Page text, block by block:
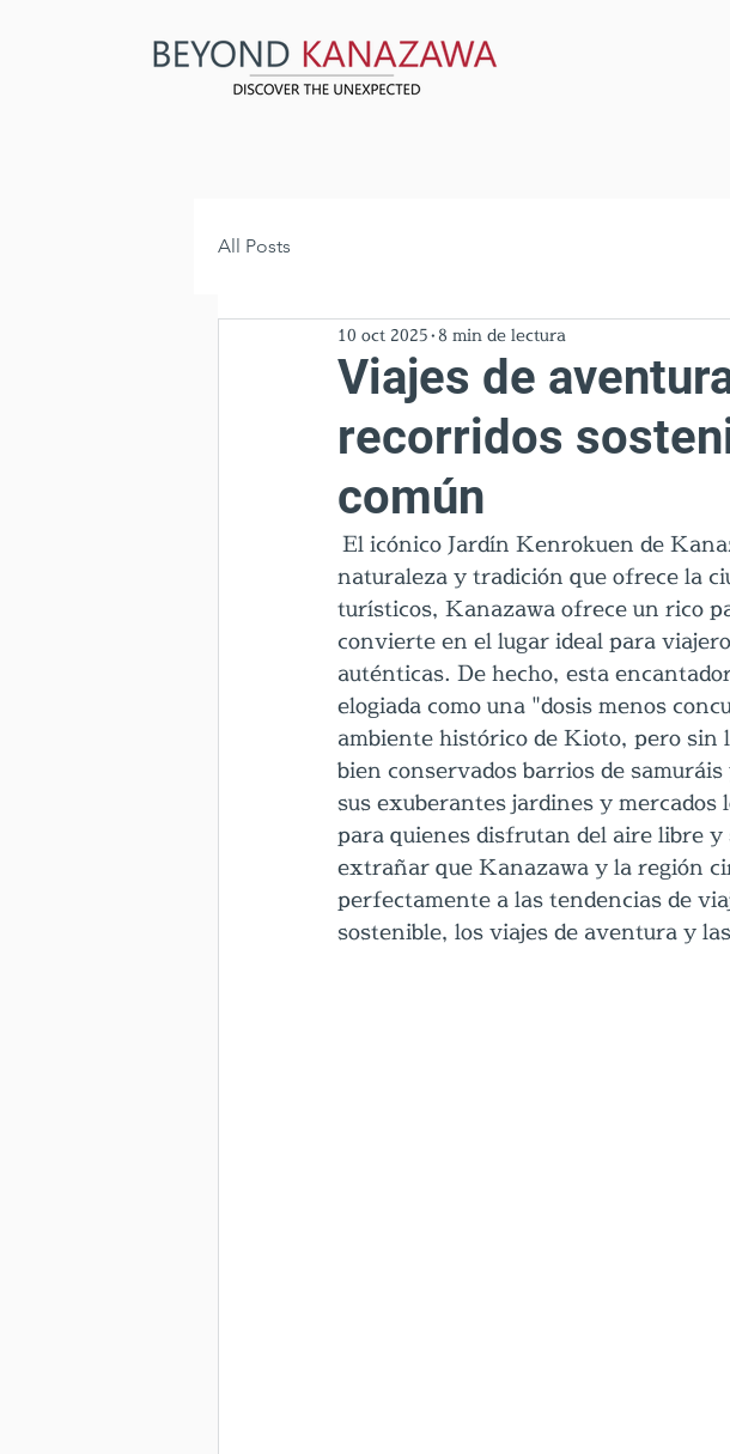
All Posts
Viajes de
recorridos
común
10 oct 2025 8 min de lectura
El icónico Jardín Kenrokuen de
naturaleza y tradición que ofrece la
turísticos, Kanazawa ofrece un rico
convierte en el lugar ideal para
auténticas. De hecho, esta
elogiada como una "dosis menos
ambiente histórico de Kioto, pero sin
bien conservados barrios de
sus exuberantes jardines y
para quienes disfrutan del aire libre
extrañar que Kanazawa y la región
perfectamente a las tendencias de
sostenible, los viajes de aventura y